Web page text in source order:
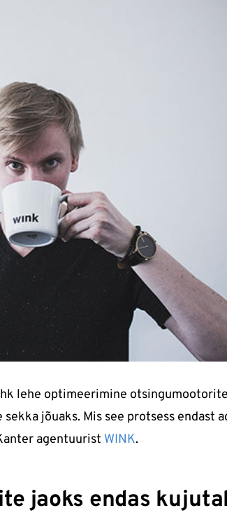
lehe optimeerimine
jõuaks. Mis see protsess endast
agentuurist WINK.
jaoks endas